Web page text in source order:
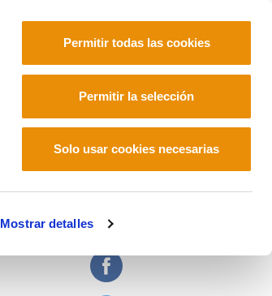
Mostrar detalles
Permitir todas las cookies
Permitir la selección
Solo usar cookies necesarias